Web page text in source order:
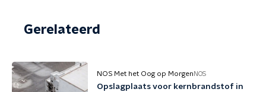
Gerelateerd
NOS Met het Oog op Morgen NOS
Opslagplaats voor kernbrandstof in